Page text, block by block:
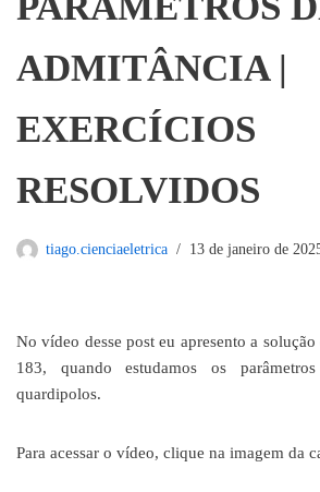
ADMITÂNCIA |
EXERCÍCIOS
RESOLVIDOS
tiago.cienciaeletrica 13 de janeiro de
No vídeo desse post eu apresento a
183, quando estudamos os
quardipolos.
Para acessar o vídeo, clique na imagem da